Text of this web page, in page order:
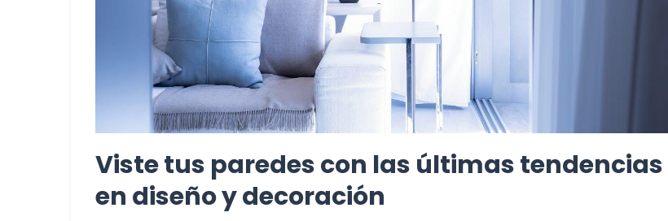
Viste tus paredes con las últimas tendencias
en diseño y decoración